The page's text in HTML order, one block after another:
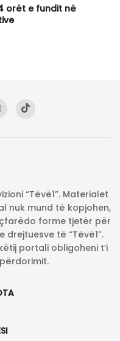
orët e fundit në
“Tëvë1”. Materialet
nuk mund të kopjohen,
forme tjetër për
të “Tëvë1”.
portali obligoheni t’i